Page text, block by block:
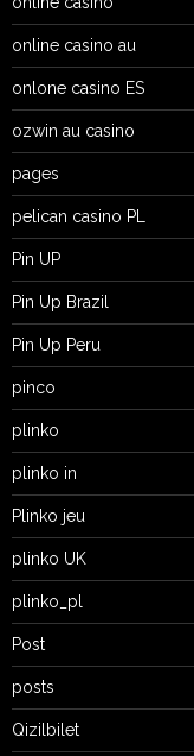
online casino au
onlone casino ES
ozwin au casino
pages
pelican casino PL
Pin UP
Pin Up Brazil
Pin Up Peru
pinco
plinko
plinko in
Plinko jeu
plinko UK
plinko_pl
Post
posts
Qizilbilet